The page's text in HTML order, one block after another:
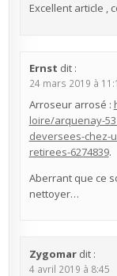
Excellent article ,
Ernst dit :
24 mars 2019 à
Arroseur arrosé :
loire/arquenay-
deversees-chez-
retirees-6274839.
Aberrant que ce
nettoyer…
Zygomar dit :
4 avril 2019 à 8:45